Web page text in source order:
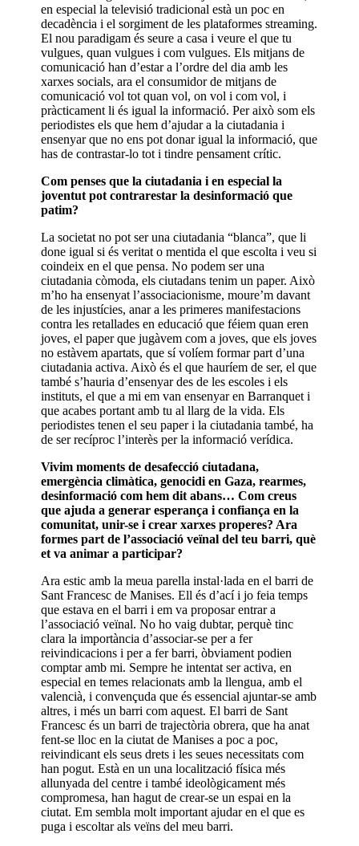
en especial la televisió tradicional està un poc en
decadència i el sorgiment de les plataformes streaming.
El nou paradigam és seure a casa i veure el que tu
vulgues, quan vulgues i com vulgues. Els mitjans de
comunicació han d’estar a l’ordre del dia amb les
xarxes socials, ara el consumidor de mitjans de
comunicació vol tot quan vol, on vol i com vol, i
pràcticament li és igual la informació. Per això som els
periodistes els que hem d’ajudar a la ciutadania i
ensenyar que no ens pot donar igual la informació, que
has de contrastar-lo tot i tindre pensament crític.
Com penses que la ciutadania i en especial la
joventut pot contrarestar la desinformació que
patim?
La societat no pot ser una ciutadania “blanca”, que li
done igual si és veritat o mentida el que escolta i veu si
coindeix en el que pensa. No podem ser una
ciutadania còmoda, els ciutadans tenim un paper. Això
m’ho ha ensenyat l’associacionisme, moure’m davant
de les injustícies, anar a les primeres manifestacions
contra les retallades en educació que féiem quan eren
joves, el paper que jugàvem com a joves, que els joves
no estàvem apartats, que sí volíem formar part d’una
ciutadania activa. Això és el que hauríem de ser, el que
també s’hauria d’ensenyar des de les escoles i els
instituts, el que a mi em van ensenyar en Barranquet i
que acabes portant amb tu al llarg de la vida. Els
periodistes tenen el seu paper i la ciutadania també, ha
de ser recíproc l’interès per la informació verídica.
Vivim moments de desafecció ciutadana,
emergència climàtica, genocidi en Gaza, rearmes,
desinformació com hem dit abans… Com creus
que ajuda a generar esperança i confiança en la
comunitat, unir-se i crear xarxes properes? Ara
formes part de l’associació veïnal del teu barri, què
et va animar a participar?
Ara estic amb la meua parella instal·lada en el barri de
Sant Francesc de Manises. Ell és d’ací i jo feia temps
que estava en el barri i em va proposar entrar a
l’associació veïnal. No ho vaig dubtar, perquè tinc
clara la importància d’associar-se per a fer
reivindicacions i per a fer barri, òbviament podien
comptar amb mi. Sempre he intentat ser activa, en
especial en temes relacionats amb la llengua, amb el
valencià, i convençuda que és essencial ajuntar-se amb
altres, i més un barri com aquest. El barri de Sant
Francesc és un barri de trajectòria obrera, que ha anat
fent-se lloc en la ciutat de Manises a poc a poc,
reivindicant els seus drets i les seues necessitats com
han pogut. Està en un una localització física més
allunyada del centre i també ideològicament més
compromesa, han hagut de crear-se un espai en la
ciutat. Em sembla molt important ajudar en el que es
puga i escoltar als veïns del meu barri.